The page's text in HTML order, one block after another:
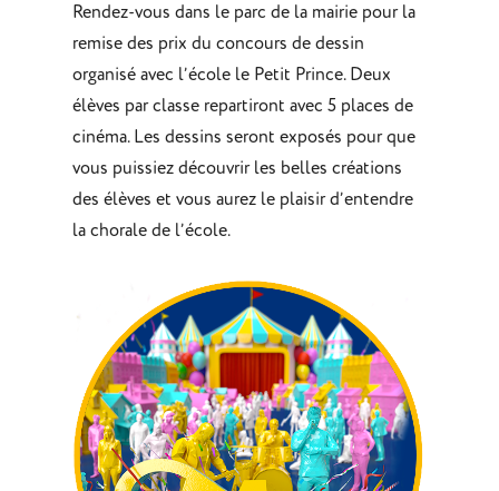
Rendez-vous dans le parc de la mairie pour la
remise des prix du concours de dessin
organisé avec l’école le Petit Prince. Deux
élèves par classe repartiront avec 5 places de
cinéma. Les dessins seront exposés pour que
vous puissiez découvrir les belles créations
des élèves et vous aurez le plaisir d’entendre
la chorale de l’école.